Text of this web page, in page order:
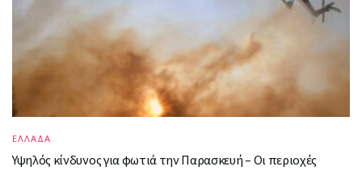
ΕΛΛΑΔΑ
Υψηλός κίνδυνος για φωτιά την Παρασκευή – Οι περιοχές